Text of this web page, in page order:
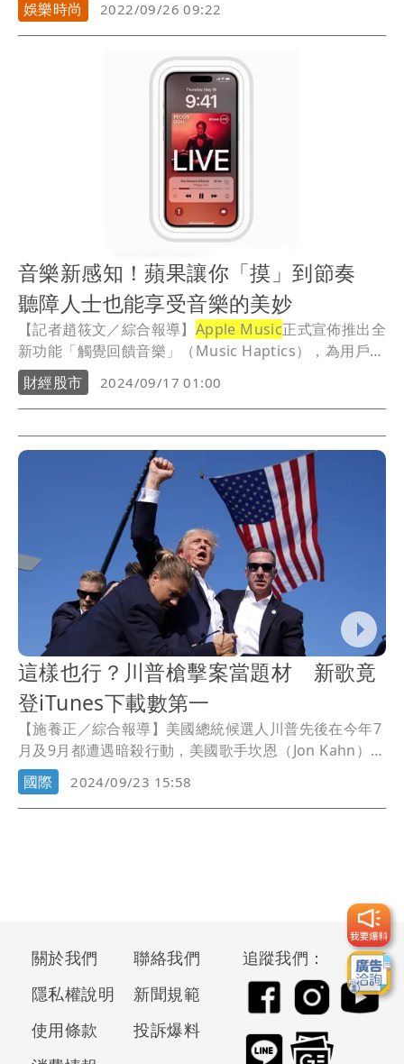
秀。
娛樂時尚 2022/09/26 09:22
音樂新感知！蘋果讓你「摸」到節奏
聽障人士也能享受音樂的美妙
【記者趙筱文／綜合報導】 Apple Music正式宣佈推出全
新功能「觸覺回饋音樂」（Music Haptics），為用戶帶
來前所未有的音樂體驗，尤其是聽障人士和重聽人士也
能藉此「感受」音樂。這項創新功能透過iPhone的觸覺
引擎（Taptic Engine），讓音樂不僅是被聆聽，還能轉
為輕點、觸感紋理和細膩的震動，打破傳統聽覺範疇，
為音樂欣賞注入全新層次。
財經股市 2024/09/17 01:00
這樣也行？川普槍擊案當題材 新歌竟
登iTunes下載數第一
【施養正／綜合報導】美國總統候選人川普先後在今年7
月及9月都遭遇暗殺行動，美國歌手坎恩（Jon Kahn）以
此為靈感寫成歌曲「Fighter」，近期榮登蘋果iTunes
Store下載排行榜第一名，截至美國時間20日，在
Music以及Spotify也分別都排進前100及前50名。
國際 2024/09/23 15:58
關於我們
聯絡我們
隱私權說明
新聞規範
使用條款
投訴爆料
追蹤我們：